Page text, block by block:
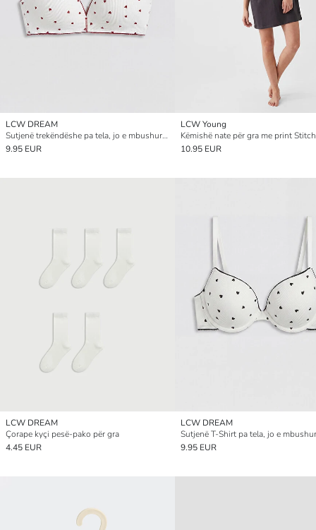
LCW DREAM
Sutjenë trekëndëshe pa tela, jo e mbushur, me motive zemrash
9.95 EUR
LCW Young
Këmishë nate për gra me print Stitch
10.95 EUR
LCW DREAM
Çorape kyçi pesë-pako për gra
4.45 EUR
LCW DREAM
9.95 EUR